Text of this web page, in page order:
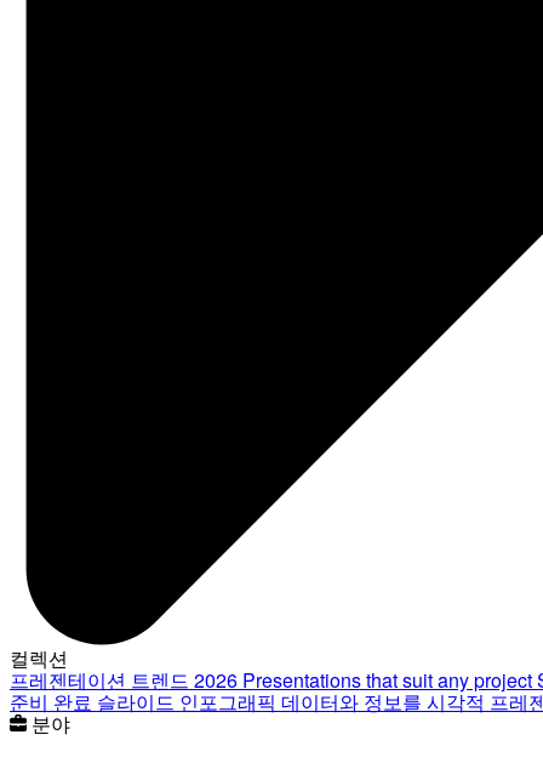
컬렉션
프레젠테이션 트렌드 2026 Presentations that suit any project
준비 완료 슬라이드 인포그래픽 데이터와 정보를 시각적 프레
분야